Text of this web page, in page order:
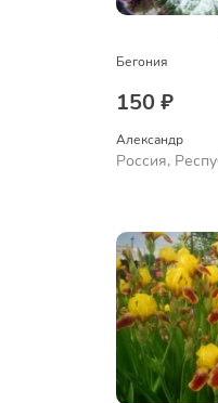
Бегония
150 ₽
Александр
Россия,